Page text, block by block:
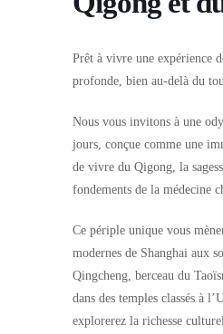
Prêt à vivre une expérience
profonde, bien au-delà du
Nous vous invitons à une
jours, conçue comme une
de vivre du Qigong, la
fondements de la médecine
Ce périple unique vous
modernes de Shanghai aux
Qingcheng, berceau du
dans des temples classés à
explorerez la richesse